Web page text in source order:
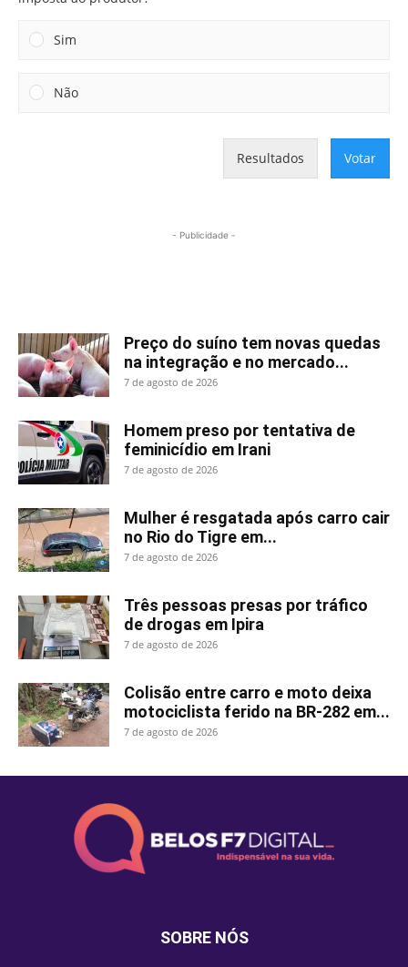
Sim
Não
Resultados Votar
- Publicidade -
Preço do suíno tem novas quedas
na integração e no mercado...
7 de agosto de 2026
Homem preso por tentativa de
feminicídio em Irani
7 de agosto de 2026
Mulher é resgatada após carro cair
no Rio do Tigre em...
7 de agosto de 2026
Três pessoas presas por tráfico
de drogas em Ipira
7 de agosto de 2026
Colisão entre carro e moto deixa
motociclista ferido na BR-282 em...
7 de agosto de 2026
SOBRE NÓS